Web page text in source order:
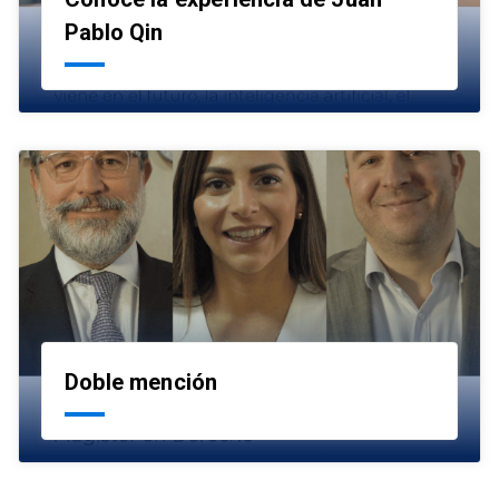
Pablo Qin
Doble mención